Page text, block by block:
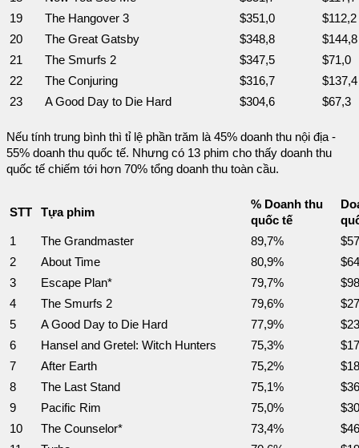
19
The Hangover 3 $351,0
$112,2
20
The Great Gatsby $348,8
$144,8
21
The Smurfs 2 $347,5
$71,0
22
The Conjuring $316,7
$137,4
23
A Good Day to Die Hard $304,6 $67,3
Nếu tính trung bình thì tỉ lệ phần trăm là 45% doanh thu nội địa -
55% doanh thu quốc tế. Nhưng có 13 phim cho thấy doanh thu
quốc tế chiếm tới hơn 70% tổng doanh thu toàn cầu.
STT Tựa phim
% Doanh thu
quốc tế
1
The Grandmaster 89,7%
2
About Time 80,9%
3
Escape Plan* 79,7%
4
The Smurfs 2 79,6%
5
A Good Day to Die Hard 77,9%
6
Hansel and Gretel: Witch Hunters 75,3%
7
After Earth 75,2%
8
The Last Stand 75,1%
9
Pacific Rim 75,0%
10
The Counselor* 73,4%